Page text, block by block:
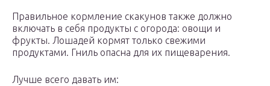
Правильное кормление скакунов также должно
включать в себя продукты с огорода: овощи и
фрукты. Лошадей кормят только свежими
продуктами. Гниль опасна для их пищеварения.
Лучше всего давать им: